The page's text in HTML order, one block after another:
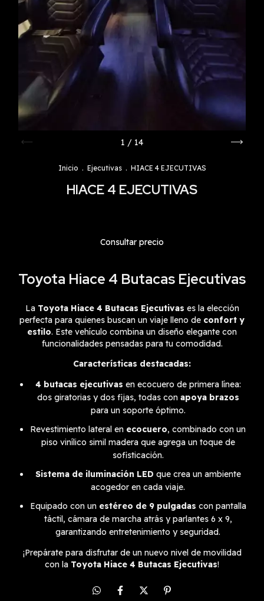
1 / 14
Inicio . Ejecutivas . HIACE 4 EJECUTIVAS
HIACE 4 EJECUTIVAS
Toyota Hiace 4 Butacas Ejecutivas
La Toyota Hiace 4 Butacas Ejecutivas es la elección
perfecta para quienes buscan un viaje lleno de confort y
estilo. Este vehículo combina un diseño elegante con
funcionalidades pensadas para tu comodidad.
Características destacadas:
4 butacas ejecutivas en ecocuero de primera línea:
dos giratorias y dos fijas, todas con apoya brazos
para un soporte óptimo.
Revestimiento lateral en ecocuero, combinado con un
piso vinílico simil madera que agrega un toque de
sofisticación.
Sistema de iluminación LED que crea un ambiente
acogedor en cada viaje.
Equipado con un estéreo de 9 pulgadas con pantalla
táctil, cámara de marcha atrás y parlantes 6 x 9,
garantizando entretenimiento y seguridad.
¡Prepárate para disfrutar de un nuevo nivel de movilidad
con la Toyota Hiace 4 Butacas Ejecutivas!